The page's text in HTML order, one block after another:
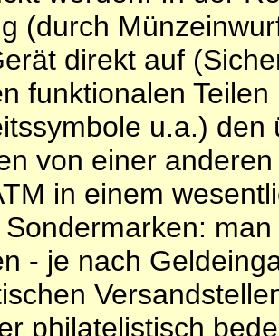
(durch
direkt auf
funktionalen
u.a.)
von einer
in einem
- je nach
philatelistisch